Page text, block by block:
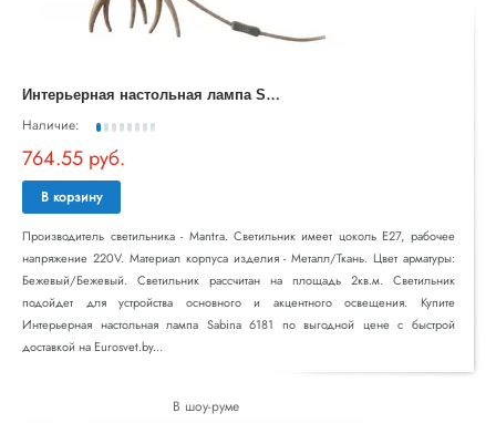
И
нтерьерная настольная лампа Sabina 6181
Наличие:
764.55 руб.
В корзину
Производитель светильника - Mantra. Светильник имеет цоколь E27, рабочее
напряжение 220V. Материал корпуса изделия - Металл/Ткань. Цвет арматуры:
Бежевый/Бежевый. Светильник рассчитан на площадь 2кв.м. Светильник
подойдет для устройства основного и акцентного освещения. Купите
Интерьерная настольная лампа Sabina 6181 по выгодной цене с быстрой
доставкой на Eurosvet.by...
В шоу-руме